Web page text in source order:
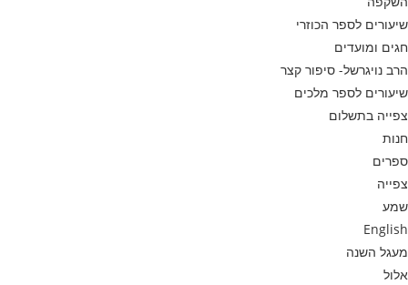
שיעורים לספר הכוזרי
חגים ומועדים
הרב נויגרשל- סיפור קצר
שיעורים לספר מלכים
צפייה בתשלום
חנות
ספרים
צפייה
שמע
English
מעגל השנה
אלול